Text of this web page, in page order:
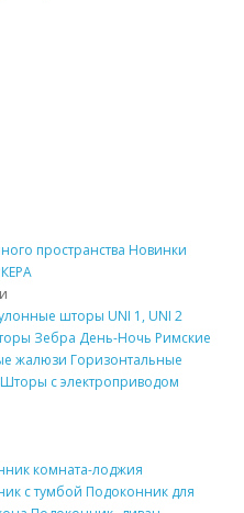
пространства Новинки
шторы UNI 1, UNI 2
Зебра День-Ночь Римские
жалюзи Горизонтальные
Шторы с электроприводом
комната-лоджия
с тумбой Подоконник для